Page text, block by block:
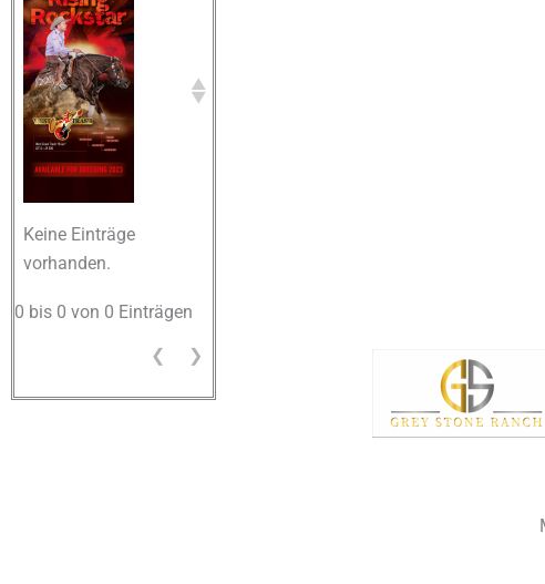
Keine Einträge
vorhanden.
0 bis 0 von 0 Einträgen
❮ ❯